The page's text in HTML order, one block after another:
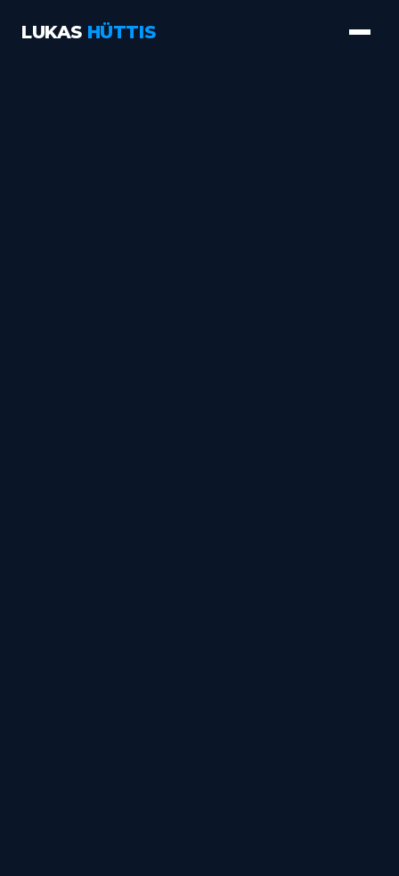
LUKAS HÜTTIS